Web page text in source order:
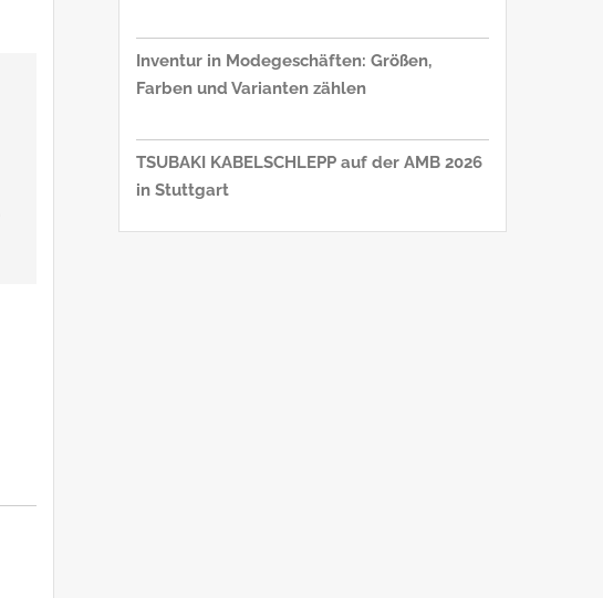
Inventur in Modegeschäften: Größen,
Farben und Varianten zählen
TSUBAKI KABELSCHLEPP auf der AMB 2026
in Stuttgart